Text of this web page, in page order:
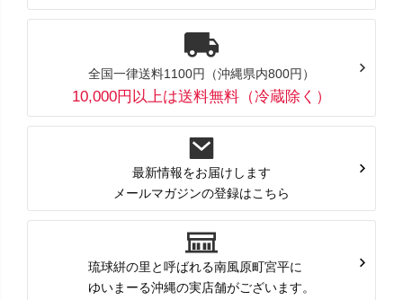
全国一律送料1100円（沖縄県内800円）
10,000円以上は送料無料（冷蔵除く）
最新情報をお届けします
メールマガジンの登録はこちら
琉球絣の里と呼ばれる南風原町宮平に
ゆいまーる沖縄の実店舗がございます。